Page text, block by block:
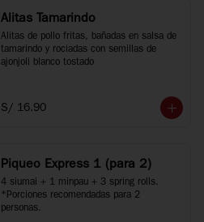
Alitas Tamarindo
Alitas de pollo fritas, bañadas en salsa de
tamarindo y rociadas con semillas de
ajonjoli blanco tostado
S/ 16.90
Piqueo Express 1 (para 2)
4 siumai + 1 minpau + 3 spring rolls.
*Porciones recomendadas para 2
personas.